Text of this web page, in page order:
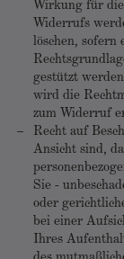
Wirkung für
Widerrufs
löschen, sofern
gestützt
wird die
zum Widerruf
Recht auf
Ansicht sind,
Sie -
oder
bei einer
Ihres